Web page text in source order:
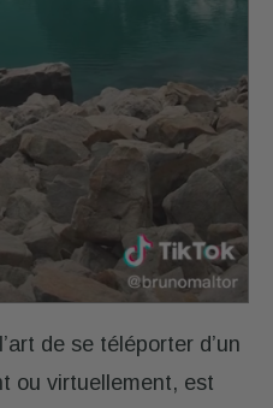
de se téléporter d’un
ou virtuellement, est